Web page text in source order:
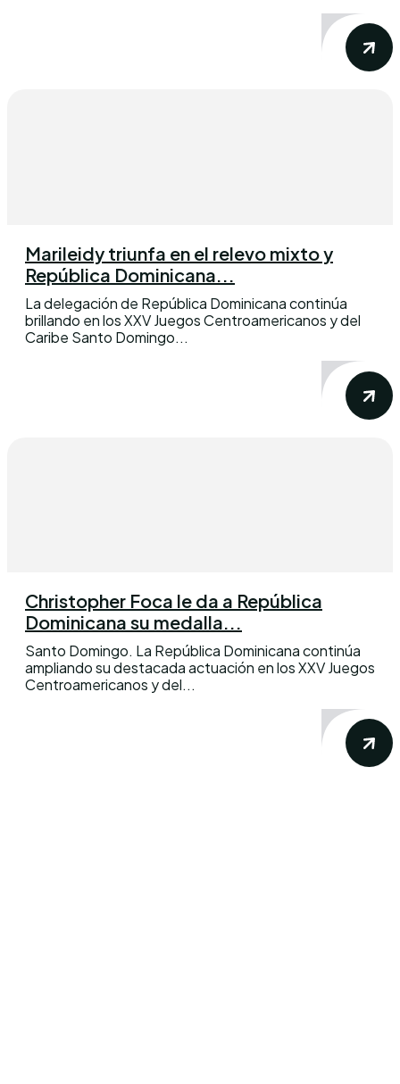
Marileidy triunfa en el relevo mixto y
República Dominicana...
La delegación de República Dominicana continúa
brillando en los XXV Juegos Centroamericanos y del
Caribe Santo Domingo...
Christopher Foca le da a República
Dominicana su medalla...
Santo Domingo. La República Dominicana continúa
ampliando su destacada actuación en los XXV Juegos
Centroamericanos y del...